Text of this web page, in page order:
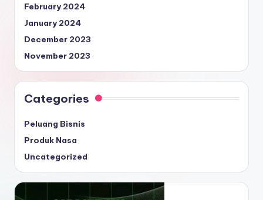
February 2024
January 2024
December 2023
November 2023
Categories
Peluang Bisnis
Produk Nasa
Uncategorized